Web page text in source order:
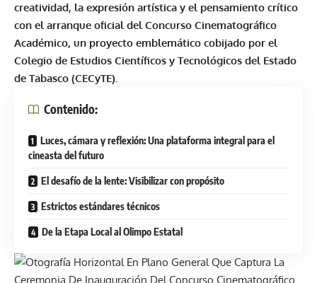
creatividad, la expresión artística y el pensamiento crítico
con el arranque oficial del Concurso Cinematográfico
Académico, un proyecto emblemático cobijado por el
Colegio de Estudios Científicos y Tecnológicos del Estado
de Tabasco (CECyTE).
Contenido:
Luces, cámara y reflexión: Una plataforma integral para el
cineasta del futuro
El desafío de la lente: Visibilizar con propósito
Estrictos estándares técnicos
De la Etapa Local al Olimpo Estatal